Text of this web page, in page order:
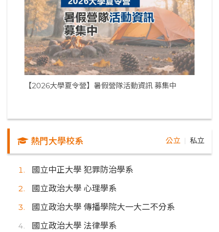
【2026大學夏令營】暑假營隊活動資訊 募集中
熱門大學校系 公立 私立
國立中正大學 犯罪防治學系
國立政治大學 心理學系
國立政治大學 傳播學院大一大二不分系
國立政治大學 法律學系